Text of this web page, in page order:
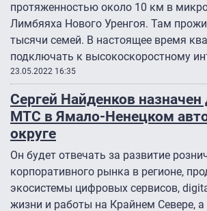
протяженностью около 10 км в
Лимбяяха Нового Уренгоя. Там
тысячи семей. В настоящее время
подключать к высокоскоростному
23.05.2022 16:35
Сергей Найденков
МТС в Ямало-Ненецком
округе
Он будет отвечать за развитие
корпоративного рынка в регионе,
экосистемы цифровых сервисов,
жизни и работы на Крайнем Севере, а